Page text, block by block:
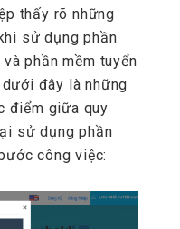
thấy rõ những
sử dụng phần
phần mềm tuyển
đây là những
điểm giữa quy
sử dụng phần
công việc: